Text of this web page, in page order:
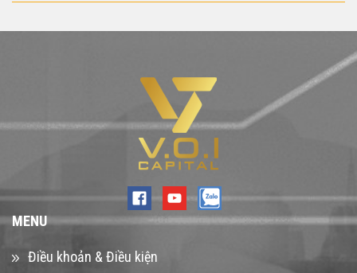
MENU
Điều khoản & Điều kiện